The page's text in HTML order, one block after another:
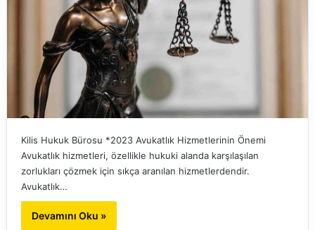
Kilis Hukuk Bürosu *2023 Avukatlık Hizmetlerinin Önemi
Avukatlık hizmetleri, özellikle hukuki alanda karşılaşılan
zorlukları çözmek için sıkça aranılan hizmetlerdendir.
Avukatlık…
Devamını Oku »